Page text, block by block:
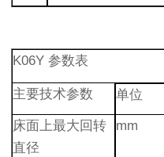
K06Y 参数表
主要技术参数 单位
床面上最大回转
直径
mm